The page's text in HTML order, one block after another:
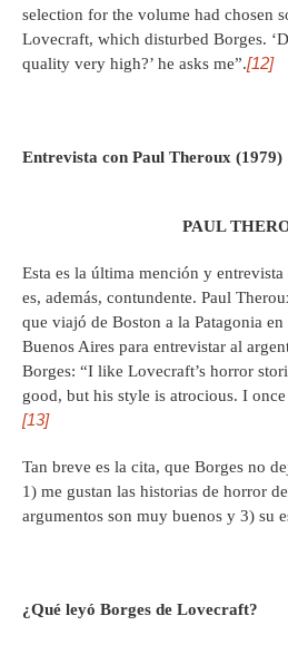
selection for the volume had chosen
Lovecraft, which disturbed Borges.
quality very high?’ he asks me”.[12]
Entrevista con Paul Theroux (1979)
PAUL
Esta es la última mención y
es, además, contundente. Paul
que viajó de Boston a la Patagonia
Buenos Aires para entrevistar al
Borges: “I like Lovecraft’s horror
good, but his style is atrocious. I
[13]
Tan breve es la cita, que Borges no
1) me gustan las historias de horror
argumentos son muy buenos y 3) su
¿Qué leyó Borges de Lovecraft?